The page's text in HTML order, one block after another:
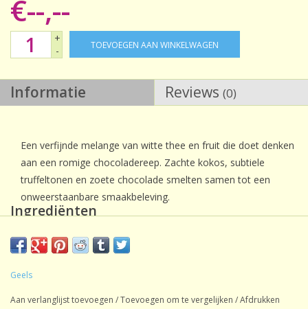
€--,--
+
-
TOEVOEGEN AAN WINKELWAGEN
Informatie Reviews (0)
Een verfijnde melange van witte thee en fruit die doet denken
aan een romige chocoladereep. Zachte kokos, subtiele
truffeltonen en zoete chocolade smelten samen tot een
onweerstaanbare smaakbeleving.
Ingrediënten
braambessenblaadjes, Lapacho thee, natuurlijk aroma,
Geels
Aan verlanglijst toevoegen /Toevoegen om te vergelijken /Afdrukken